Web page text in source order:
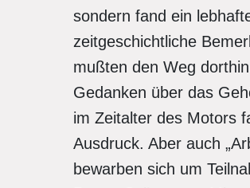
sondern fand ein
zeitgeschichtliche
mußten den Weg
Gedanken über das
im Zeitalter des Motors
Ausdruck. Aber auch
bewarben sich um